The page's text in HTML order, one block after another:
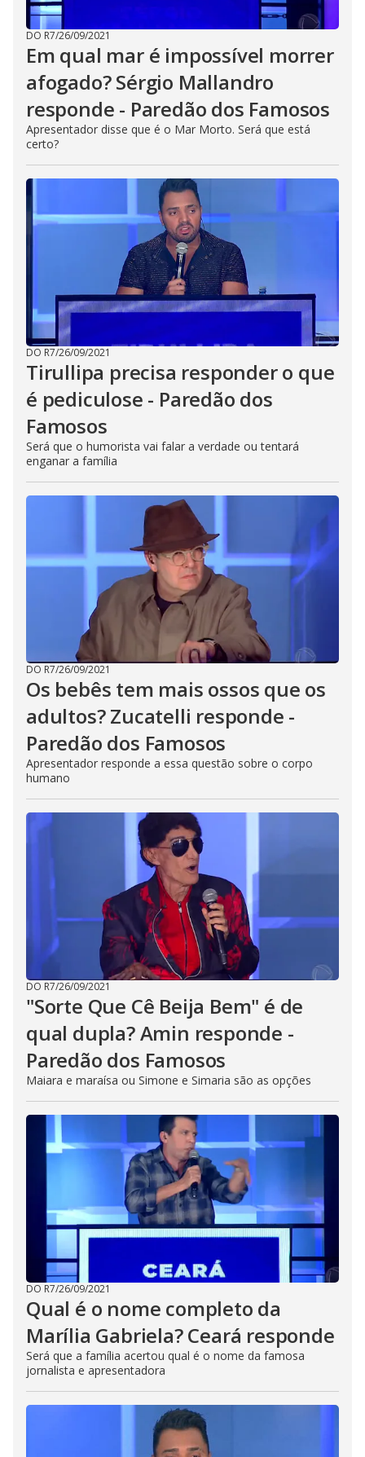
DO R7/26/09/2021
Em qual mar é impossível morrer
afogado? Sérgio Mallandro
responde - Paredão dos Famosos
Apresentador disse que é o Mar Morto. Será que está
certo?
DO R7/26/09/2021
Tirullipa precisa responder o que
é pediculose - Paredão dos
Famosos
Será que o humorista vai falar a verdade ou tentará
enganar a família
DO R7/26/09/2021
Os bebês tem mais ossos que os
adultos? Zucatelli responde -
Paredão dos Famosos
Apresentador responde a essa questão sobre o corpo
humano
DO R7/26/09/2021
"Sorte Que Cê Beija Bem" é de
qual dupla? Amin responde -
Paredão dos Famosos
Maiara e maraísa ou Simone e Simaria são as opções
DO R7/26/09/2021
Qual é o nome completo da
Marília Gabriela? Ceará responde
Será que a família acertou qual é o nome da famosa
jornalista e apresentadora